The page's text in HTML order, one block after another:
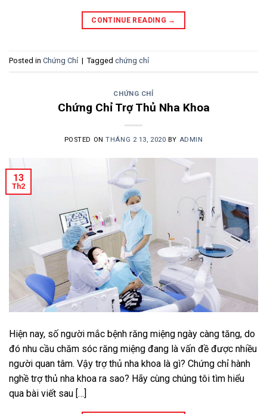
CONTINUE READING →
Posted in Chứng Chỉ | Tagged chứng chỉ
CHỨNG CHỈ
Chứng Chỉ Trợ Thủ Nha Khoa
POSTED ONTHÁNG 2 13, 2020 BY ADMIN
13
Th2
Hiện nay, số người mắc bệnh răng miệng ngày càng tăng, do
đó nhu cầu chăm sóc răng miệng đang là vấn đề được nhiều
người quan tâm. Vậy trợ thủ nha khoa là gì? Chứng chỉ hành
nghề trợ thủ nha khoa ra sao? Hãy cùng chúng tôi tìm hiểu
qua bài viết sau […]